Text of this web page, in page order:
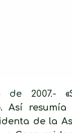
2007.-
Así
de la